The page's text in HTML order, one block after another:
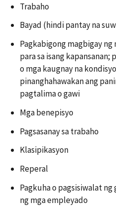
Trabaho
Bayad (hindi pantay na
Pagkabigong magbigay
para sa isang
o mga kaugnay na
pinanghahawakan ang
pagtalima o gawi
Mga benepisyo
Pagsasanay sa trabaho
Klasipikasyon
Reperal
Pagkuha o pagsisiwalat
ng mga empleyado